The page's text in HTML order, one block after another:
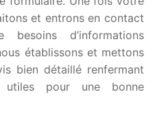
et entrons en contact
d’informations
établissons et mettons
bien détaillé renfermant
utiles pour une bonne